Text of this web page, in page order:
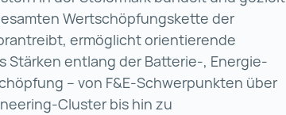
Wertschöpfungskette der
ermöglicht orientierende
Stärken entlang der Batterie‑, Energie‑
– von F&E‑Schwerpunkten über
bis hin zu